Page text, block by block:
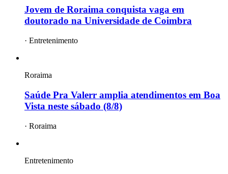
Jovem de Roraima conquista vaga em
doutorado na Universidade de Coimbra
· Entretenimento
Roraima
Saúde Pra Valerr amplia atendimentos em Boa
Vista neste sábado (8/8)
· Roraima
Entretenimento